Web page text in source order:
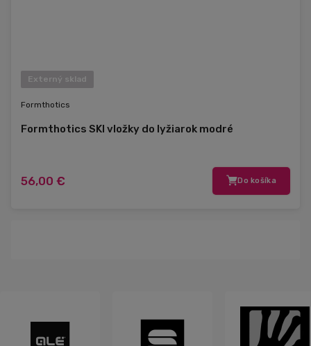
Externý sklad
Formthotics
Formthotics SKI vložky do lyžiarok modré
56,00 € Do košíka